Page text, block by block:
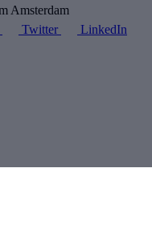
Amsterdam
Twitter LinkedIn